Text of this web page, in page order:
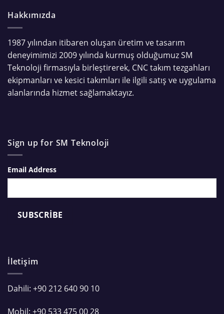
Hakkımızda
1987 yılından itibaren oluşan üretim ve tasarım
deneyimimizi 2009 yılında kurmuş olduğumuz SM
Teknoloji firmasıyla birleştirerek, CNC takım tezgahları
ekipmanları ve kesici takımları ile ilgili satış ve uygulama
alanlarında hizmet sağlamaktayız.
Sign up for SM Teknoloji
Email Address
İletişim
Dahili: +90 212 640 90 10
Mobil: +90 533 475 00 28